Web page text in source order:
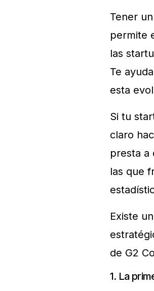
Tener
permite
las
Te
esta
Si tu
claro
presta a
las que
Existe
de G2
1. La